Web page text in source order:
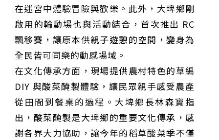
在迷宮中體驗冒險與歡樂。此外，大埤鄉剛
啟用的輪動場也與活動結合，首次推出 RC
飄移賽，讓原本供親子遊憩的空間，變身為
全民皆可同樂的動感場域。
在文化傳承方面，現場提供農村特色的草編
DIY 與酸菜醃製體驗，讓民眾親手感受農產
從田間到餐桌的過程。大埤鄉長林森寶指
出，酸菜醃製是大埤鄉的重要文化傳承，感
謝各界大力協助，讓今年的稻草酸菜季不僅